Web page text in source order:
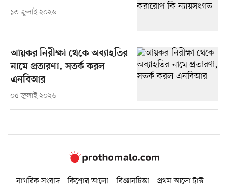
১৩ জুলাই ২০২৬
আয়কর নিরীক্ষা থেকে অব্যাহতির
নামে প্রতারণা, সতর্ক করল
এনবিআর
০৫ জুলাই ২০২৬
নাগরিক সংবাদ কিশোর আলো বিজ্ঞানচিন্তা
প্রথম আলো ট্রাস্ট